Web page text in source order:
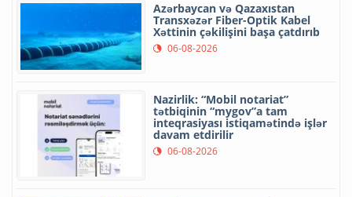
Azərbaycan və Qazaxıstan
Transxəzər Fiber-Optik Kabel
Xəttinin çəkilişini başa çatdırıb
06-08-2026
Nazirlik: “Mobil notariat”
tətbiqinin “mygov”a tam
inteqrasiyası istiqamətində işlər
davam etdirilir
06-08-2026